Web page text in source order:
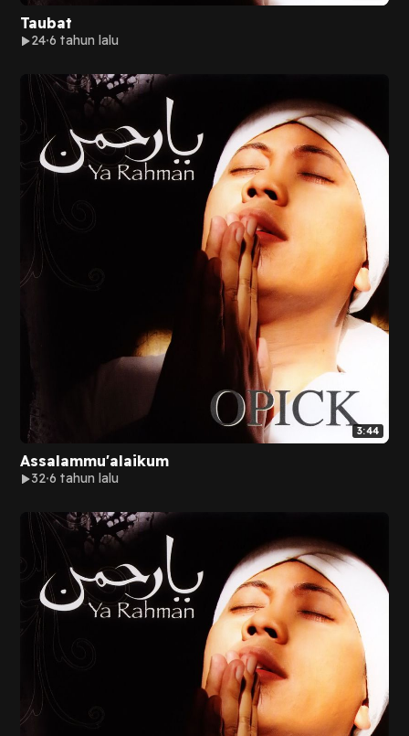
Taubat
24 6 tahun lalu
3:44
Assalammu'alaikum
32 6 tahun lalu